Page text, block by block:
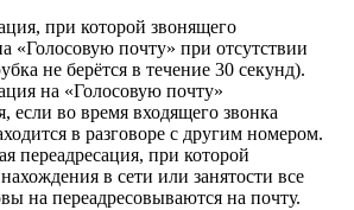
при которой звонящего
«Голосовую почту» при отсутствии
не берётся в течение 30 секунд).
на «Голосовую почту»
если во время входящего звонка
в разговоре с другим номером.
переадресация, при которой
в сети или занятости все
на переадресовываются на почту.